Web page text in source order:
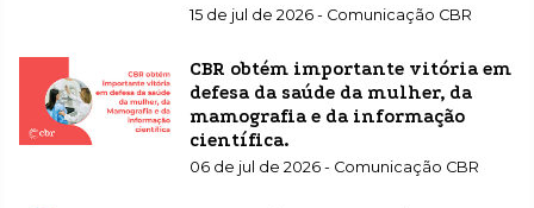
15 de jul de 2026 - Comunicação CBR
CBR obtém importante vitória em
defesa da saúde da mulher, da
mamografia e da informação
científica.
06 de jul de 2026 - Comunicação CBR